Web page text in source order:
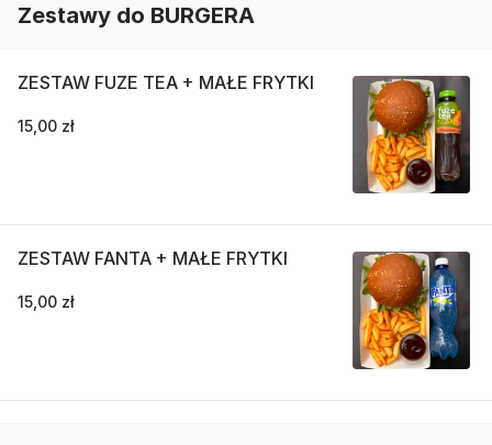
Zestawy do BURGERA
ZESTAW FUZE TEA + MAŁE FRYTKI
15,00 zł
ZESTAW FANTA + MAŁE FRYTKI
15,00 zł